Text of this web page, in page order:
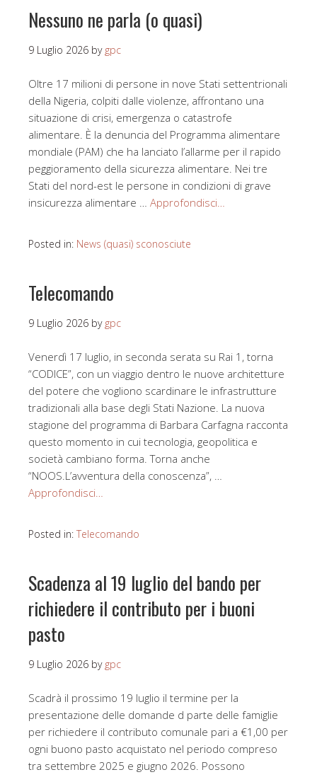
Nessuno ne parla (o quasi)
9 Luglio 2026 by gpc
Oltre 17 milioni di persone in nove Stati settentrionali
della Nigeria, colpiti dalle violenze, affrontano una
situazione di crisi, emergenza o catastrofe
alimentare. È la denuncia del Programma alimentare
mondiale (PAM) che ha lanciato l’allarme per il rapido
peggioramento della sicurezza alimentare. Nei tre
Stati del nord-est le persone in condizioni di grave
insicurezza alimentare … Approfondisci…
Posted in: News (quasi) sconosciute
Telecomando
9 Luglio 2026 by gpc
Venerdì 17 luglio, in seconda serata su Rai 1, torna
“CODICE”, con un viaggio dentro le nuove architetture
del potere che vogliono scardinare le infrastrutture
tradizionali alla base degli Stati Nazione. La nuova
stagione del programma di Barbara Carfagna racconta
questo momento in cui tecnologia, geopolitica e
società cambiano forma. Torna anche
“NOOS.L’avventura della conoscenza”, …
Approfondisci…
Posted in: Telecomando
Scadenza al 19 luglio del bando per
richiedere il contributo per i buoni
pasto
9 Luglio 2026 by gpc
Scadrà il prossimo 19 luglio il termine per la
presentazione delle domande d parte delle famiglie
per richiedere il contributo comunale pari a €1,00 per
ogni buono pasto acquistato nel periodo compreso
tra settembre 2025 e giugno 2026. Possono